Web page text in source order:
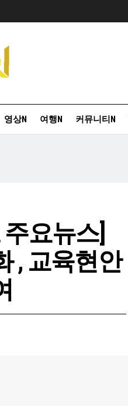
영상N 여행N 커뮤니티N
요뉴스]
, 교육현안